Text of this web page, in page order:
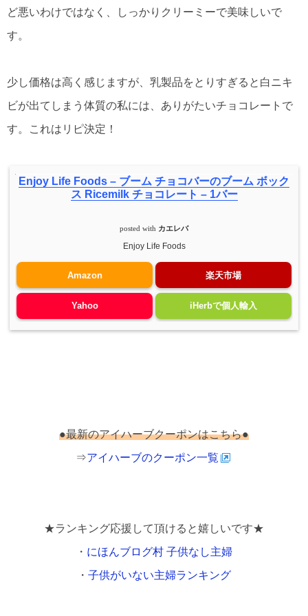
ど悪いわけではなく、しっかりクリーミーで美味しいで
す。
少し価格は高く感じますが、乳製品をとりすぎると白ニキ
ビが出てしまう体質の私には、ありがたいチョコレートで
す。これはリピ決定！
Enjoy Life Foods – ブーム チョコバーのブーム ボック
ス Ricemilk チョコレート – 1バー
posted with カエレバ
Enjoy Life Foods
Amazon 楽天市場
Yahoo iHerbで個人輸入
●最新のアイハーブクーポンはこちら●
⇒アイハーブのクーポン一覧
★ランキング応援して頂けると嬉しいです★
・ にほんブログ村 子供なし主婦
・ 子供がいない主婦ランキング